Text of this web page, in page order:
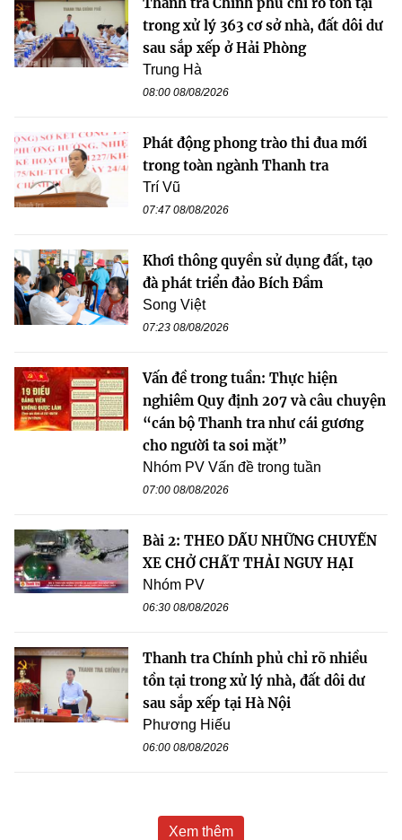
trong xử lý 363 cơ sở nhà, đất dôi dư
sau sắp xếp ở Hải Phòng
Trung Hà
08:00 08/08/2026
Phát động phong trào thi đua mới
trong toàn ngành Thanh tra
Trí Vũ
07:47 08/08/2026
Khơi thông quyền sử dụng đất, tạo
đà phát triển đảo Bích Đầm
Song Việt
07:23 08/08/2026
Vấn đề trong tuần: Thực hiện
nghiêm Quy định 207 và câu chuyện
“cán bộ Thanh tra như cái gương
cho người ta soi mặt”
Nhóm PV Vấn đề trong tuần
07:00 08/08/2026
Bài 2: THEO DẤU NHỮNG CHUYẾN
XE CHỞ CHẤT THẢI NGUY HẠI
Nhóm PV
06:30 08/08/2026
Thanh tra Chính phủ chỉ rõ nhiều
tồn tại trong xử lý nhà, đất dôi dư
sau sắp xếp tại Hà Nội
Phương Hiếu
06:00 08/08/2026
Xem thêm